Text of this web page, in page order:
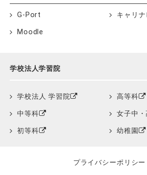
G-Port キャリナ
Moodle
学校法人学習院
学校法人 学習院 高等科
中等科 女子中
初等科 幼稚園
プライバシーポリシー